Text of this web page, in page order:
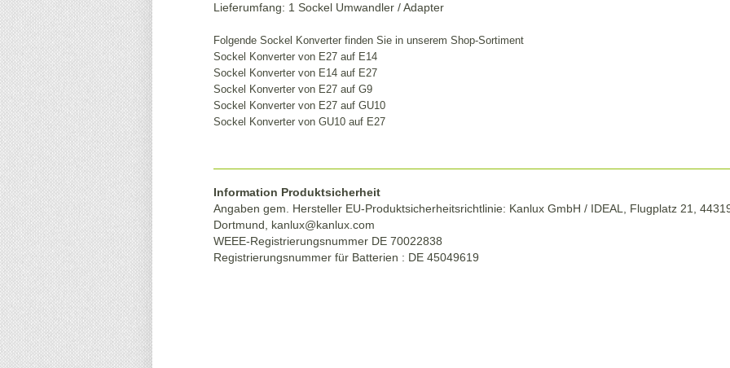
Lieferumfang: 1 Sockel Umwandler / Adapter
Folgende Sockel Konverter finden Sie in unserem Shop-Sortiment
Sockel Konverter von E27 auf E14
Sockel Konverter von E14 auf E27
Sockel Konverter von E27 auf G9
Sockel Konverter von E27 auf GU10
Sockel Konverter von GU10 auf E27
Information Produktsicherheit
Angaben gem. Hersteller EU-Produktsicherheitsrichtlinie: Kanlux GmbH / IDEAL, Flugplatz 21,
Dortmund, kanlux@kanlux.com
WEEE-Registrierungsnummer DE 70022838
Registrierungsnummer für Batterien : DE 45049619